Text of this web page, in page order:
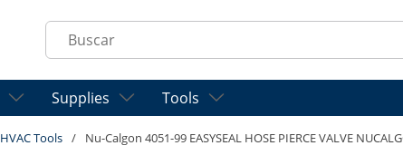
Site Search
Supplies Tools
HVAC Tools / Nu-Calgon 4051-99 EASYSEAL HOSE PIERCE VALVE